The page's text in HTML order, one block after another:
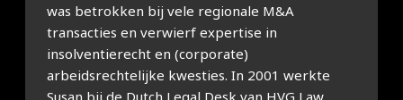
was betrokken bij vele regionale M&A
transacties en verwierf expertise in
insolventierecht en (corporate)
arbeidsrechtelijke kwesties. In 2001 werkte
Susan bij de Dutch Legal Desk van HVG Law,